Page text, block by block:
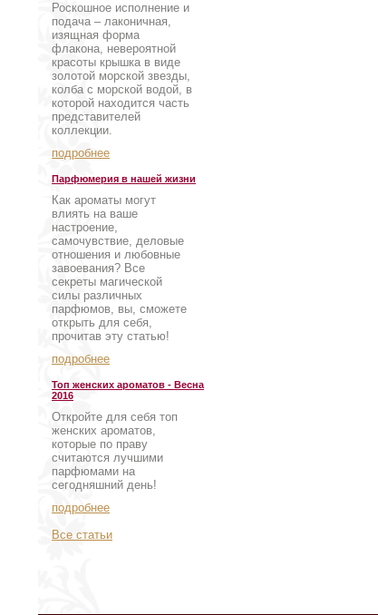
Роскошное исполнение и
подача – лаконичная,
изящная форма
флакона, невероятной
красоты крышка в виде
золотой морской звезды,
колба с морской водой, в
которой находится часть
представителей
коллекции.
подробнее
Парфюмерия в нашей жизни
Как ароматы могут
влиять на ваше
настроение,
самочувствие, деловые
отношения и любовные
завоевания? Все
секреты магической
силы различных
парфюмов, вы, сможете
открыть для себя,
прочитав эту статью!
подробнее
Топ женских ароматов - Весна
2016
Откройте для себя топ
женских ароматов,
которые по праву
считаются лучшими
парфюмами на
сегодняшний день!
подробнее
Все статьи